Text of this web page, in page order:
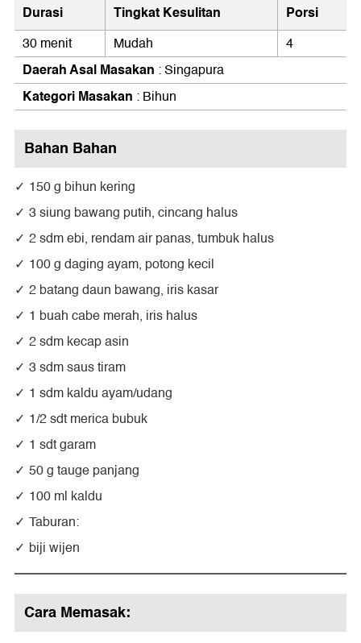
Durasi Tingkat Kesulitan Porsi
30 menit Mudah 4
Daerah Asal Masakan : Singapura
Kategori Masakan : Bihun
Bahan Bahan
150 g bihun kering
3 siung bawang putih, cincang halus
2 sdm ebi, rendam air panas, tumbuk halus
100 g daging ayam, potong kecil
2 batang daun bawang, iris kasar
1 buah cabe merah, iris halus
2 sdm kecap asin
3 sdm saus tiram
1 sdm kaldu ayam/udang
1/2 sdt merica bubuk
1 sdt garam
50 g tauge panjang
100 ml kaldu
Taburan:
biji wijen
Cara Memasak: